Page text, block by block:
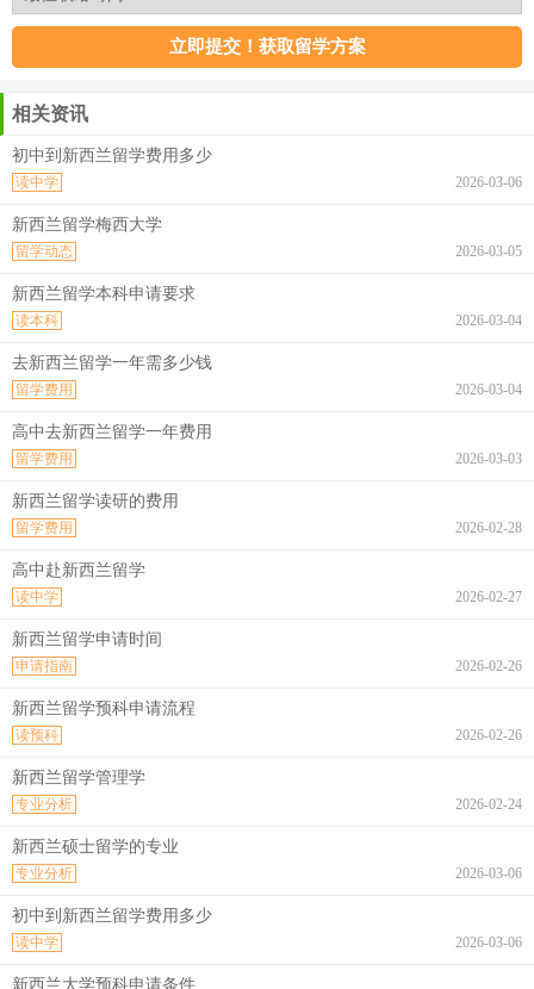
相关资讯
初中到新西兰留学费用多少
2026-03-06
读中学
新西兰留学梅西大学
2026-03-05
留学动态
新西兰留学本科申请要求
2026-03-04
读本科
去新西兰留学一年需多少钱
2026-03-04
留学费用
高中去新西兰留学一年费用
2026-03-03
留学费用
新西兰留学读研的费用
2026-02-28
留学费用
高中赴新西兰留学
2026-02-27
读中学
新西兰留学申请时间
2026-02-26
申请指南
新西兰留学预科申请流程
2026-02-26
读预科
新西兰留学管理学
2026-02-24
专业分析
新西兰硕士留学的专业
2026-03-06
专业分析
初中到新西兰留学费用多少
2026-03-06
读中学
新西兰大学预科申请条件